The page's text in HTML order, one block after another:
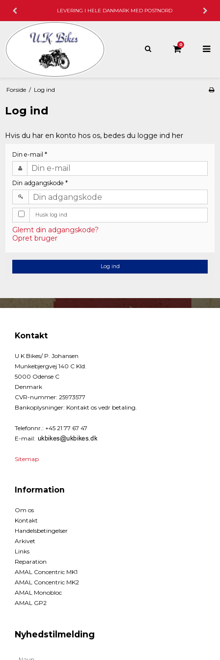
LEVERING I HELE DANMARK MED POSTNORD
0
Forside / Log ind
Log ind
Hvis du har en konto hos os, bedes du logge ind her
Din e-mail *
Din adgangskode *
Husk log ind
Glemt din adgangskode?
Opret bruger
Log ind
Kontakt
U K Bikes/ P. Johansen
Munkebjergvej 140 C Kld.
5000 Odense C
Denmark
CVR-nummer: 25973577
Bankoplysninger: Kontakt os vedr betaling.
Telefonnr. : +45 21 77 67 47
E-mail:
Sitemap
Information
Om os
Kontakt
Handelsbetingelser
Arkivet
Links
Reparation
AMAL Concentric MK1
AMAL Concentric MK2
AMAL Monobloc
AMAL GP2
Nyhedstilmelding